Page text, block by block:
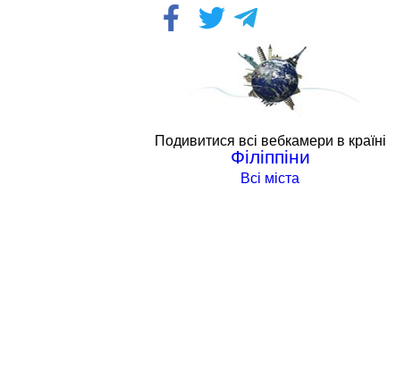
Подивитися всі вебкамери в країні
Філіппіни
Всі міста